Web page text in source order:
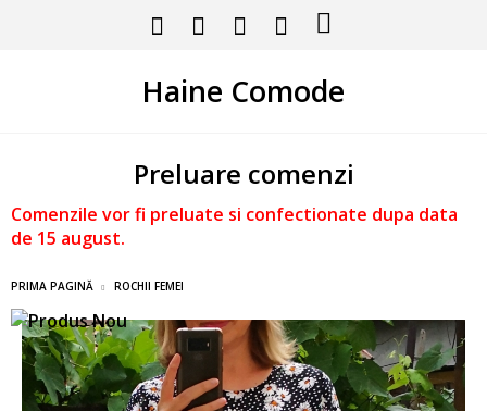
Haine Comode
Preluare comenzi
Comenzile vor fi preluate si confectionate dupa data
de 15 august.
PRIMA PAGINĂ ROCHII FEMEI